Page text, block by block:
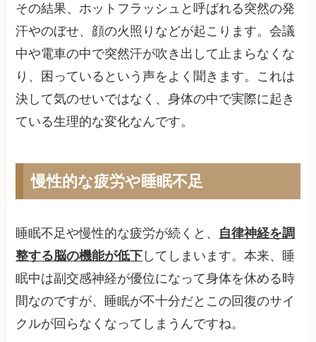
その結果、ホットフラッシュと呼ばれる突然の発
汗やのぼせ、顔の火照りなどが起こります。会議
中や電車の中で突然汗が吹き出して止まらなくな
り、困っているという声をよく聞きます。これは
決して気のせいではなく、身体の中で実際に起き
ている生理的な変化なんです。
慢性的な疲労や睡眠不足
睡眠不足や慢性的な疲労が続くと、 自律神経を調
整する脳の機能が低下 してしまいます。本来、睡
眠中は副交感神経が優位になって身体を休める時
間なのですが、睡眠が不十分だとこの回復のサイ
クルが回らなくなってしまうんですね。